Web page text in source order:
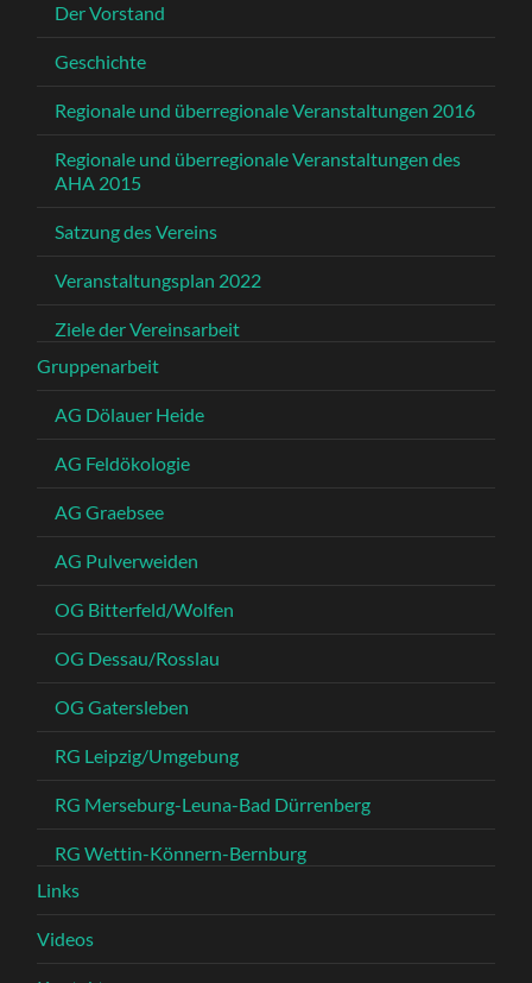
Der Vorstand
Geschichte
Regionale und überregionale Veranstaltungen 2016
Regionale und überregionale Veranstaltungen des
AHA 2015
Satzung des Vereins
Veranstaltungsplan 2022
Ziele der Vereinsarbeit
Gruppenarbeit
AG Dölauer Heide
AG Feldökologie
AG Graebsee
AG Pulverweiden
OG Bitterfeld/Wolfen
OG Dessau/Rosslau
OG Gatersleben
RG Leipzig/Umgebung
RG Merseburg-Leuna-Bad Dürrenberg
RG Wettin-Könnern-Bernburg
Links
Videos